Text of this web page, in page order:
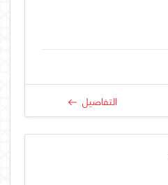
التفاصيل